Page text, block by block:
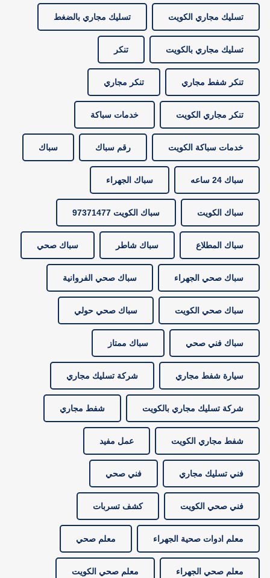
تسليك مجاري الكويت تسليك مجاري بالضغط
تسليك مجاري بالكويت تنكر
تنكر شفط مجاري تنكر مجاري
تنكر مجاري الكويت خدمات سباكة
خدمات سباكة الكويت رقم سباك سباك
سباك 24 ساعه سباك الجهراء
سباك الكويت سباك الكويت 97371477
سباك المطلاع سباك شاطر سباك صحي
سباك صحي الجهراء سباك صحي الفروانية
سباك صحي الكويت سباك صحي حولي
سباك فني صحي سباك ممتاز
سيارة شفط مجاري شركة تسليك مجاري
شركة تسليك مجاري بالكويت شفط مجاري
شفط مجاري الكويت عمل مفيد
فني تسليك مجاري فني صحي
فني صحي الكويت كشف تسربات
معلم ادوات صحية الجهراء معلم صحي
معلم صحي الجهراء معلم صحي الكويت